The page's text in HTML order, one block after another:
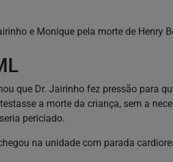
e Monique pela morte de Henry
que Dr. Jairinho fez pressão para
a morte da criança, sem a
periciado.
na unidade com parada